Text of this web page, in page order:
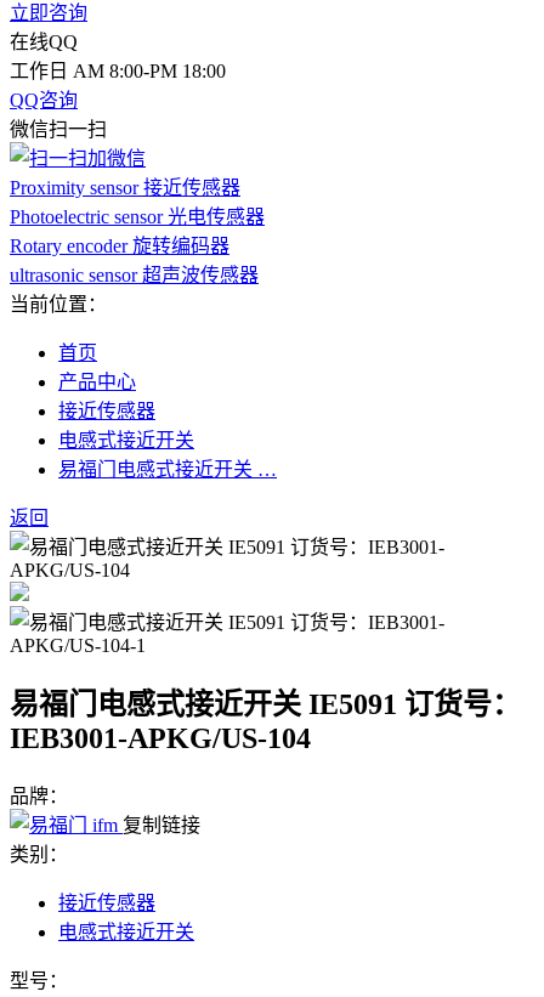
立即咨询
在线QQ
工作日 AM 8:00-PM 18:00
QQ咨询
微信扫一扫
Proximity sensor 接近传感器
Photoelectric sensor 光电传感器
Rotary encoder 旋转编码器
ultrasonic sensor 超声波传感器
当前位置：
首页
产品中心
接近传感器
电感式接近开关
易福门电感式接近开关 …
返回
易福门电感式接近开关 IE5091 订货号：
IEB3001-APKG/US-104
品牌：
复制链接
类别：
接近传感器
电感式接近开关
型号：